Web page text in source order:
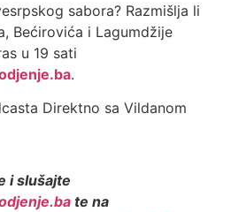
sabora? Razmišlja li
Bećirovića i Lagumdžije
u 19 sati
.
Direktno sa Vildanom
i slušajte
te na